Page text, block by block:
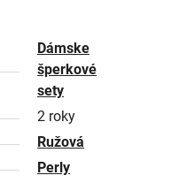
Dámske
šperkové
sety
2 roky
Ružová
Perly